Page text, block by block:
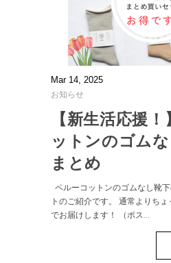
Mar 14, 2025
お知らせ
【新生活応援
ットンのゴム
まとめ
ペルーコットンのゴムなし靴
トのご紹介です。 通常よりち
でお届けします！ （ポス